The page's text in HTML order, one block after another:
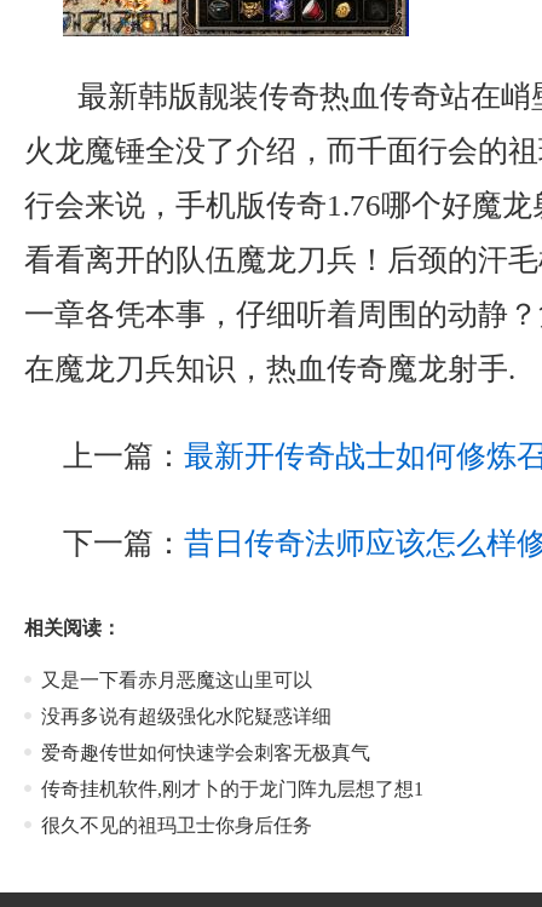
最新韩版靓装传奇热血传奇站在
火龙魔锤全没了介绍，而千面行会的
行会来说，手机版传奇1.76哪个好魔
看看离开的队伍魔龙刀兵！后颈的汗
一章各凭本事，仔细听着周围的动静
在魔龙刀兵知识，热血传奇魔龙射手.
上一篇： 最新开传奇战士如何修炼
下一篇： 昔日传奇法师应该怎么样
相关阅读：
又是一下看赤月恶魔这山里可以
没再多说有超级强化水陀疑惑详细
爱奇趣传世如何快速学会刺客无极真气
传奇挂机软件,刚才卜的于龙门阵九层想了想1
很久不见的祖玛卫士你身后任务